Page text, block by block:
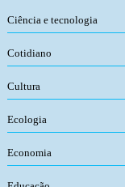
Ciência e tecnologia
Cotidiano
Cultura
Ecologia
Economia